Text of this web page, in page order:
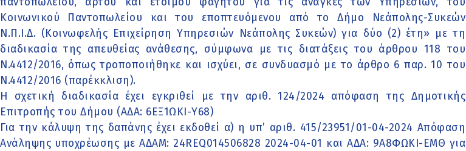
Κοινωνικού Παντοπωλείου και του εποπτευόμενου από το Δήμο Νεάπολης-Συκεών
Ν.Π.Ι.Δ. (Κοινωφελής Επιχείρηση Υπηρεσιών Νεάπολης Συκεών) για δύο (2) έτη» με τη
διαδικασία της απευθείας ανάθεσης, σύμφωνα με τις διατάξεις του άρθρου 118 του
Ν.4412/2016, όπως τροποποιήθηκε και ισχύει, σε συνδυασμό με το άρθρο 6 παρ. 10 του
Ν.4412/2016 (παρέκκλιση).
Η σχετική διαδικασία έχει εγκριθεί με την αριθ. 124/2024 απόφαση της Δημοτικής
Επιτροπής του Δήμου (ΑΔΑ: 6ΕΞ1ΩΚΙ-Υ68)
Για την κάλυψη της δαπάνης έχει εκδοθεί α) η υπ’ αριθ. 415/23951/01-04-2024 Απόφαση
Ανάληψης υποχρέωσης με ΑΔΑΜ: 24REQ014506828 2024-04-01 και ΑΔΑ: 9Α8ΦΩΚΙ-ΕΜΘ για